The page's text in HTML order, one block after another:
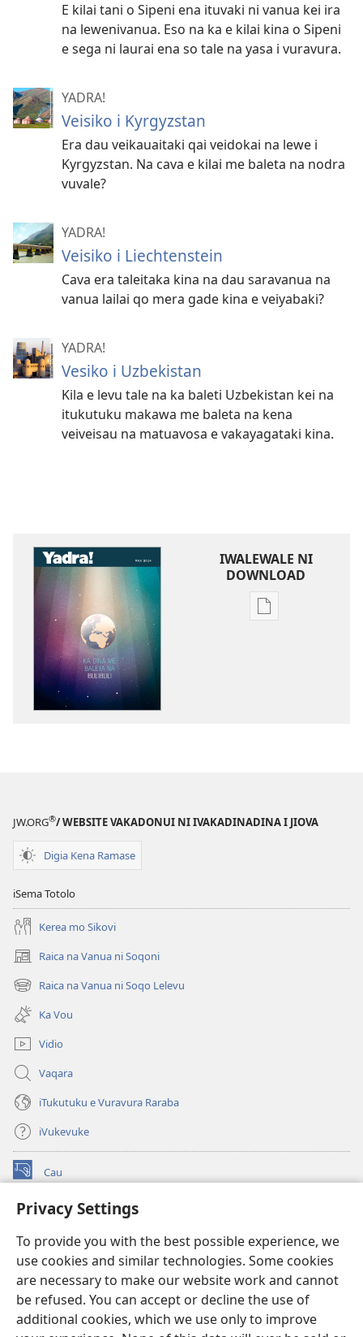
Privacy Settings
To provide you with the best possible experience, we
use cookies and similar technologies. Some cookies
are necessary to make our website work and cannot
be refused. You can accept or decline the use of
additional cookies, which we use only to improve
E kilai tani o Sipeni ena ituvaki ni vanua kei ira
na lewenivanua. Eso na ka e kilai kina o Sipeni
e sega ni laurai ena so tale na yasa i vuravura.
YADRA!
Veisiko i Kyrgyzstan
Era dau veikauaitaki qai veidokai na lewe i
Kyrgyzstan. Na cava e kilai me baleta na nodra
vuvale?
YADRA!
Veisiko i Liechtenstein
Cava era taleitaka kina na dau saravanua na
vanua lailai qo mera gade kina e veiyabaki?
YADRA!
Vesiko i Uzbekistan
Kila e levu tale na ka baleti Uzbekistan kei na
itukutuku makawa me baleta na kena
veiveisau na matuavosa e vakayagataki kina.
IWALEWALE NI
DOWNLOAD
Sala
me
JW.ORG®/ WEBSITE VAKADONUI NI IVAKADINADINA I JIOVA
Digia Kena Ramase
iSema Totolo
Kerea mo Sikovi
Raica na Vanua ni Soqoni
(opens
new
window)
Raica na Vanua ni Soqo Lelevu
(opens
new
window)
Ka Vou
Vidio
Vaqara
iTukutuku e Vuravura Raraba
iVukevuke
Cau
(opens
window)Watchtower LAIBRI ENA INTERNET™
new
window)JW Hub ®
(opens
new
window)
®
Watchtower Library